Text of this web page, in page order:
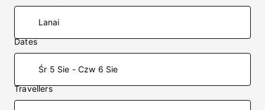
Dates
Śr 5 Sie - Czw 6 Sie
Travellers